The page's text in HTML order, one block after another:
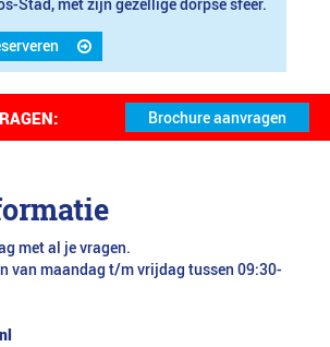
Stad, met zijn gezellige dorpse sfeer.
met al je vragen.
van maandag t/m vrijdag tussen 09:30-